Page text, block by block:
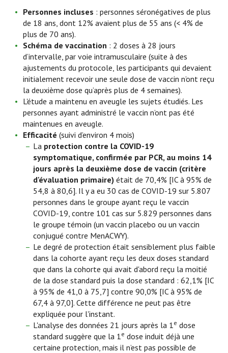
Personnes incluses : personnes séronégatives de plus
de 18 ans, dont 12% avaient plus de 55 ans (< 4% de
plus de 70 ans).
Schéma de vaccination : 2 doses à 28 jours
d’intervalle, par voie intramusculaire (suite à des
ajustements du protocole, les participants qui devaient
initialement recevoir une seule dose de vaccin n’ont reçu
la deuxième dose qu’après plus de 4 semaines).
L'étude a maintenu en aveugle les sujets étudiés. Les
personnes ayant administré le vaccin n’ont pas été
maintenues en aveugle.
Efficacité (suivi d’environ 4 mois)
La protection contre la COVID-19
symptomatique, confirmée par PCR, au moins 14
jours après la deuxième dose de vaccin (critère
d'évaluation primaire) était de 70,4% [IC à 95% de
54,8 à 80,6]. Il y a eu 30 cas de COVID-19 sur 5.807
personnes dans le groupe ayant reçu le vaccin
COVID-19, contre 101 cas sur 5.829 personnes dans
le groupe témoin (un vaccin placebo ou un vaccin
conjugué contre MenACWY).
Le degré de protection était sensiblement plus faible
dans la cohorte ayant reçu les deux doses standard
que dans la cohorte qui avait d'abord reçu la moitié
de la dose standard puis la dose standard : 62,1% [IC
à 95% de 41,0 à 75,7] contre 90,0% [IC à 95% de
67,4 à 97,0]. Cette différence ne peut pas être
expliquée pour l'instant.
L'analyse des données 21 jours après la 1e dose
standard suggère que la 1e dose induit déjà une
certaine protection, mais il n’est pas possible de